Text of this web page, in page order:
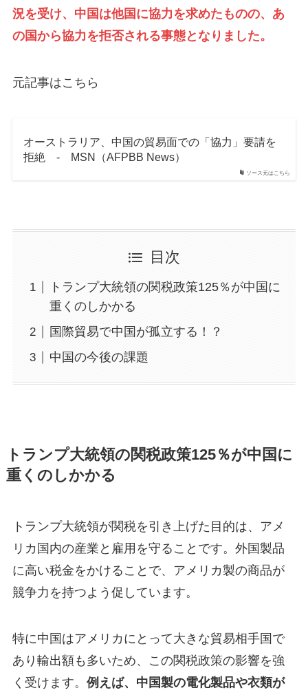
況を受け、中国は他国に協力を求めたものの、あ
の国から協力を拒否される事態となりました。
元記事はこちら
ソース元はこちら
オーストラリア、中国の貿易面での「協力」要請を
拒絶 - MSN（AFPBB News）
目次
トランプ大統領の関税政策125％が中国に
重くのしかかる
国際貿易で中国が孤立する！？
中国の今後の課題
トランプ大統領の関税政策125％が中国に
重くのしかかる
トランプ大統領が関税を引き上げた目的は、アメ
リカ国内の産業と雇用を守ることです。外国製品
に高い税金をかけることで、アメリカ製の商品が
競争力を持つよう促しています。
特に中国はアメリカにとって大きな貿易相手国で
あり輸出額も多いため、この関税政策の影響を強
く受けます。 例えば、中国製の電化製品や衣類が